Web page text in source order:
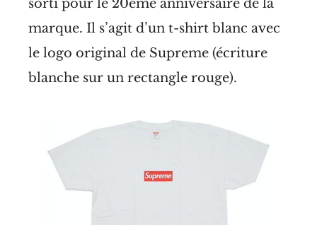
sorti pour le 20ème anniversaire de la
marque. Il s’agit d’un t-shirt blanc avec
le logo original de Supreme (écriture
blanche sur un rectangle rouge).